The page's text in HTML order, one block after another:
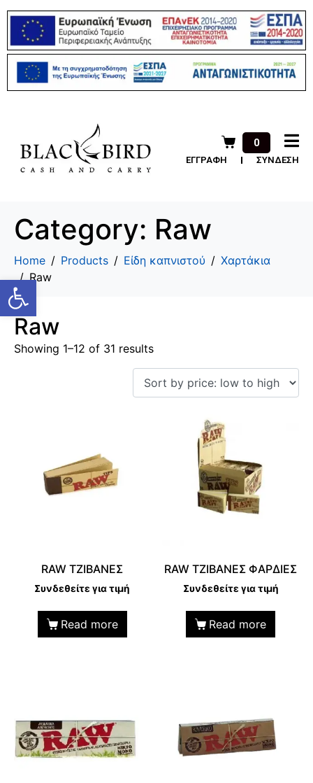
Ανοίξτε τη γραμμή εργαλείων
0
ΕΓΓΡΑΦΗ ΣΥΝΔΕΣΗ
Category: Raw
Home Products Είδη καπνιστού
Χαρτάκια
Raw
Raw
Showing 1–12 of 31 results
RAW TZIBANEΣ
Συνδεθείτε για τιμή
Read more
RAW ΤΖΙΒΑΝΕΣ ΦΑΡΔΙΕΣ
Συνδεθείτε για τιμή
Read more